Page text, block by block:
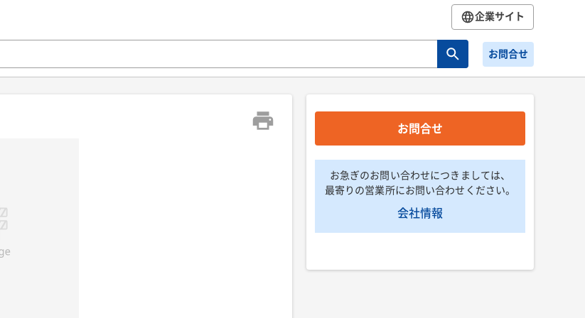
企業サイト
お問合せ
お問合せ
お急ぎのお問い合わせにつきましては、
最寄りの営業所にお問い合わせください。
会社情報